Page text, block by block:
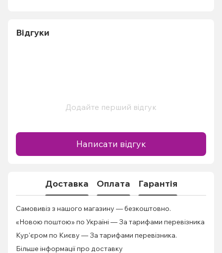
Відгуки
Додайте перший відгук
Написати відгук
Доставка Оплата Гарантія
Самовивіз з нашого магазину — безкоштовно.
«Новою поштою» по Україні — За тарифами перевізника
Кур'єром по Києву — За тарифами перевізника.
Більше інформації про доставку